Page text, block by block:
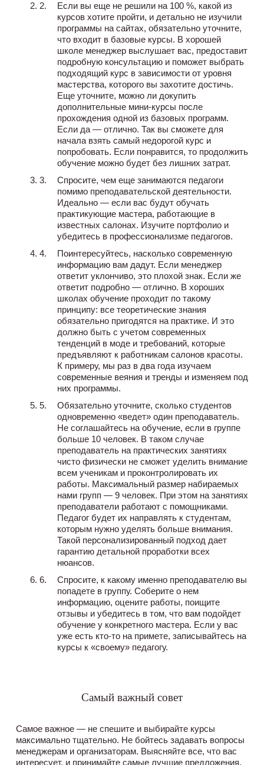
Если вы еще не решили на 100 %, какой из
курсов хотите пройти, и детально не изучили
программы на сайтах, обязательно уточните,
что входит в базовые курсы. В хорошей
школе менеджер выслушает вас, предоставит
подробную консультацию и поможет выбрать
подходящий курс в зависимости от уровня
мастерства, которого вы захотите достичь.
Еще уточните, можно ли докупить
дополнительные мини-курсы после
прохождения одной из базовых программ.
Если да — отлично. Так вы сможете для
начала взять самый недорогой курс и
попробовать. Если понравится, то продолжить
обучение можно будет без лишних затрат.
Спросите, чем еще занимаются педагоги
помимо преподавательской деятельности.
Идеально — если вас будут обучать
практикующие мастера, работающие в
известных салонах. Изучите портфолио и
убедитесь в профессионализме педагогов.
Поинтересуйтесь, насколько современную
информацию вам дадут. Если менеджер
ответит уклончиво, это плохой знак. Если же
ответит подробно — отлично. В хороших
школах обучение проходит по такому
принципу: все теоретические знания
обязательно пригодятся на практике. И это
должно быть с учетом современных
тенденций в моде и требований, которые
предъявляют к работникам салонов красоты.
К примеру, мы раз в два года изучаем
современные веяния и тренды и изменяем под
них программы.
Обязательно уточните, сколько студентов
одновременно «ведет» один преподаватель.
Не соглашайтесь на обучение, если в группе
больше 10 человек. В таком случае
преподаватель на практических занятиях
чисто физически не сможет уделить внимание
всем ученикам и проконтролировать их
работы. Максимальный размер набираемых
нами групп — 9 человек. При этом на занятиях
преподаватели работают с помощниками.
Педагог будет их направлять к студентам,
которым нужно уделять больше внимания.
Такой персонализированный подход дает
гарантию детальной проработки всех
нюансов.
Спросите, к какому именно преподавателю вы
попадете в группу. Соберите о нем
информацию, оцените работы, поищите
отзывы и убедитесь в том, что вам подойдет
обучение у конкретного мастера. Если у вас
уже есть кто-то на примете, записывайтесь на
курсы к «своему» педагогу.
Самый важный совет
Самое важное — не спешите и выбирайте курсы
максимально тщательно. Не бойтесь задавать вопросы
менеджерам и организаторам. Выясняйте все, что вас
интересует, и принимайте самые лучшие предложения.